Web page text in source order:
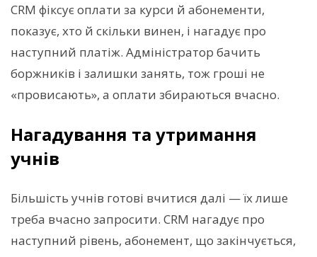
CRM фіксує оплати за курси й абонементи,
показує, хто й скільки винен, і нагадує про
наступний платіж. Адміністратор бачить
боржників і залишки занять, тож гроші не
«провисають», а оплати збираються вчасно.
Нагадування та утримання
учнів
Більшість учнів готові вчитися далі — їх лише
треба вчасно запросити. CRM нагадує про
наступний рівень, абонемент, що закінчується,